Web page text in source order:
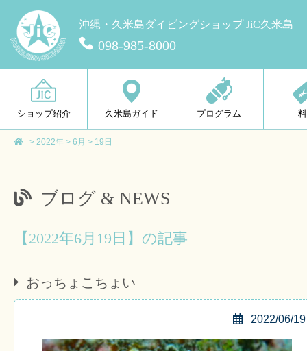
沖縄・久米島ダイビングショップ JiC久米島
098-985-8000
ショップ紹介 久米島ガイド プログラム
> 2022年 > 6月 > 19日
ブログ & NEWS
【2022年6月19日】の記事
おっちょこちょい
2022/06/19